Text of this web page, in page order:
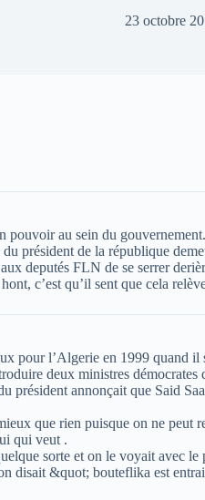
23 octobre
pouvoir au sein du
président de la république
deputés FLN de se serrer
c’est qu’il sent que cela
pour l’Algerie en 1999 quand il
deux ministres démocrates
président annonçait que Said
que rien puisque on ne peut
qui veut .
sorte et on le voyait avec le
disait &quot; bouteflika est